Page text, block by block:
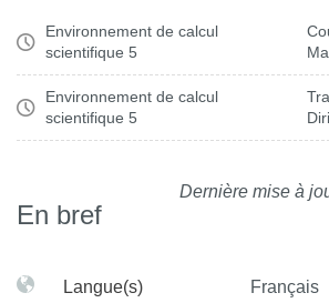
Environnement de calcul
scientifique 5
Environnement de calcul
scientifique 5
Dernière mise à
En bref
Langue(s)
Français